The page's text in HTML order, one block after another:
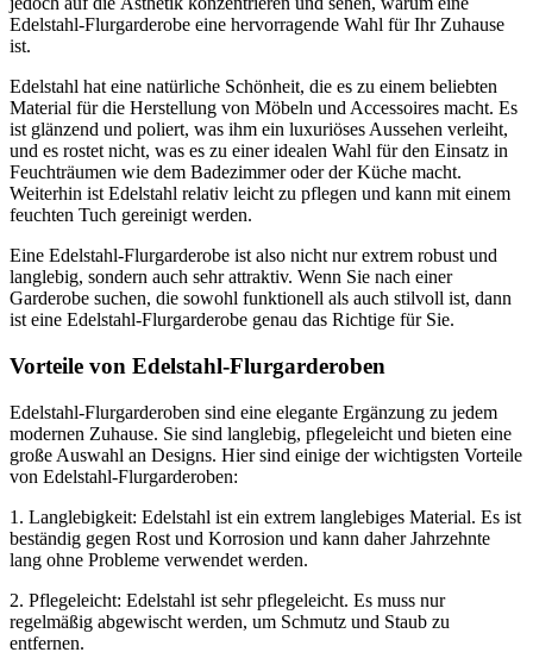
Edelstahl-Flurgarderobe eine hervorragende Wahl für Ihr Zuhause
ist.
Edelstahl hat eine natürliche Schönheit, die es zu einem beliebten
Material für die Herstellung von Möbeln und Accessoires macht. Es
ist glänzend und poliert, was ihm ein luxuriöses Aussehen verleiht,
und es rostet nicht, was es zu einer idealen Wahl für den Einsatz in
Feuchträumen wie dem Badezimmer oder der Küche macht.
Weiterhin ist Edelstahl relativ leicht zu pflegen und kann mit einem
feuchten Tuch gereinigt werden.
Eine Edelstahl-Flurgarderobe ist also nicht nur extrem robust und
langlebig, sondern auch sehr attraktiv. Wenn Sie nach einer
Garderobe suchen, die sowohl funktionell als auch stilvoll ist, dann
ist eine Edelstahl-Flurgarderobe genau das Richtige für Sie.
Vorteile von Edelstahl-Flurgarderoben
Edelstahl-Flurgarderoben sind eine elegante Ergänzung zu jedem
modernen Zuhause. Sie sind langlebig, pflegeleicht und bieten eine
große Auswahl an Designs. Hier sind einige der wichtigsten Vorteile
von Edelstahl-Flurgarderoben:
1. Langlebigkeit: Edelstahl ist ein extrem langlebiges Material. Es ist
beständig gegen Rost und Korrosion und kann daher Jahrzehnte
lang ohne Probleme verwendet werden.
2. Pflegeleicht: Edelstahl ist sehr pflegeleicht. Es muss nur
regelmäßig abgewischt werden, um Schmutz und Staub zu
entfernen.